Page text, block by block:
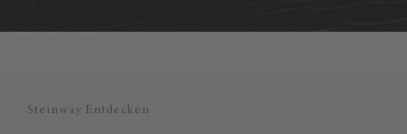
Steinway Entdecken